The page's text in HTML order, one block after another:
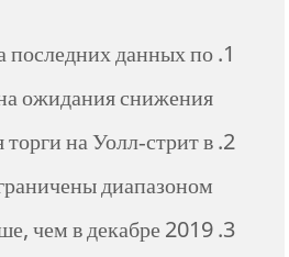
последних данных по
ожидания снижения…
на Уолл-стрит в
диапазоном.
чем в декабре 2019